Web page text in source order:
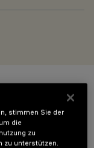
stimmen Sie der
die
zu
zu unterstützen.